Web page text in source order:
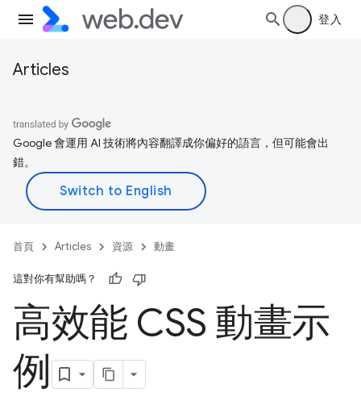
登入
Articles
Google 會運用 AI 技術將內容翻譯成你偏好的語言，但可能會出
錯。
首頁 Articles 資源 動畫
這對你有幫助嗎？
高效能 CSS 動畫示
例